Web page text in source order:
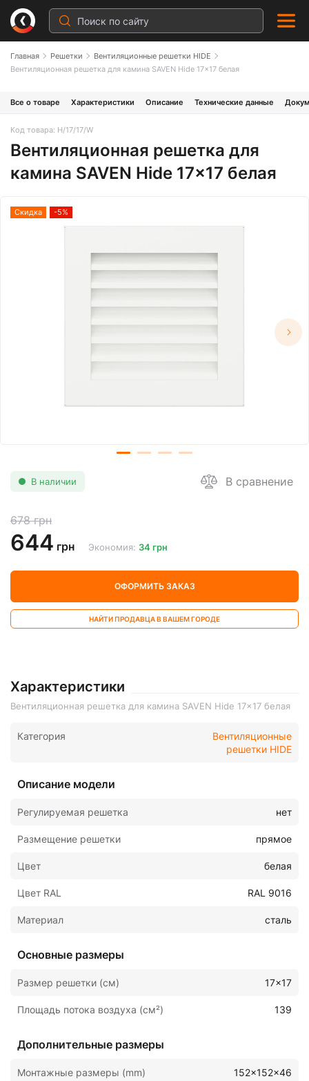
Главная Решетки
Вентиляционные решетки HIDE
Вентиляционная решетка для камина SAVEN Hide 17x17 белая
Все о товаре Характеристики Описание Технические данные
Код товара: H/17/17/W
Вентиляционная решетка для
камина SAVEN Hide 17x17 белая
Скидка -5%
В наличии В сравнение
678 грн
644 грн Экономия: 34 грн
ОФОРМИТЬ ЗАКАЗ
НАЙТИ ПРОДАВЦА В ВАШЕМ ГОРОДЕ
Характеристики
Вентиляционная решетка для камина SAVEN Hide 17x17 белая
Категория
Вентиляционные
решетки HIDE
Описание модели
Регулируемая решетка нет
Размещение решетки прямое
Цвет белая
Цвет RAL RAL 9016
Материал сталь
Основные размеры
Размер решетки (см) 17x17
Площадь потока воздуха (см²) 139
Дополнительные размеры
Монтажные размеры (mm) 152x152x46